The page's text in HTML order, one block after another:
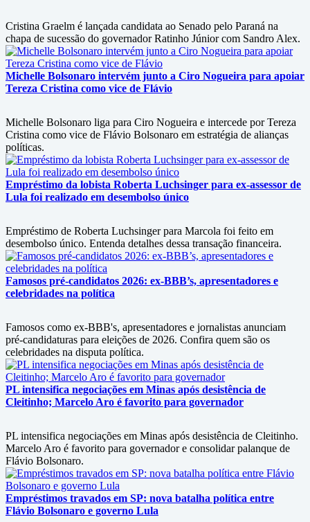
Cristina Graelm é lançada candidata ao Senado pelo Paraná na
chapa de sucessão do governador Ratinho Júnior com Sandro Alex.
Michelle Bolsonaro intervém junto a Ciro Nogueira para apoiar
Tereza Cristina como vice de Flávio
Michelle Bolsonaro liga para Ciro Nogueira e intercede por Tereza
Cristina como vice de Flávio Bolsonaro em estratégia de alianças
políticas.
Empréstimo da lobista Roberta Luchsinger para ex-assessor de
Lula foi realizado em desembolso único
Empréstimo de Roberta Luchsinger para Marcola foi feito em
desembolso único. Entenda detalhes dessa transação financeira.
Famosos pré-candidatos 2026: ex-BBB’s, apresentadores e
celebridades na política
Famosos como ex-BBB's, apresentadores e jornalistas anunciam
pré-candidaturas para eleições de 2026. Confira quem são os
celebridades na disputa política.
PL intensifica negociações em Minas após desistência de
Cleitinho; Marcelo Aro é favorito para governador
PL intensifica negociações em Minas após desistência de Cleitinho.
Marcelo Aro é favorito para governador e consolidar palanque de
Flávio Bolsonaro.
Empréstimos travados em SP: nova batalha política entre
Flávio Bolsonaro e governo Lula